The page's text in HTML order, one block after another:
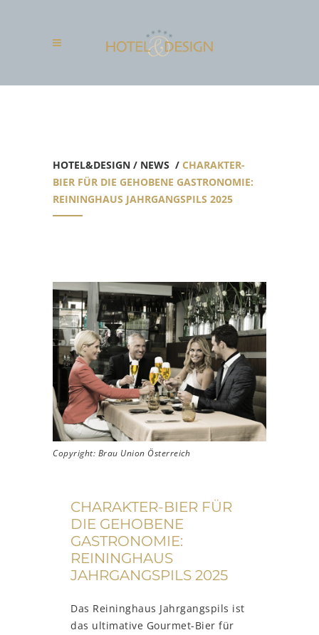
HOTEL&DESIGN / NEWS / CHARAKTER-
BIER FÜR DIE GEHOBENE GASTRONOMIE:
REININGHAUS JAHRGANGSPILS 2025
Copyright: Brau Union Österreich
CHARAKTER-BIER FÜR
DIE GEHOBENE
GASTRONOMIE:
REININGHAUS
JAHRGANGSPILS 2025
Das Reininghaus Jahrgangspils ist
das ultimative Gourmet-Bier für